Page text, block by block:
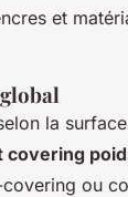
et
la
covering
ou